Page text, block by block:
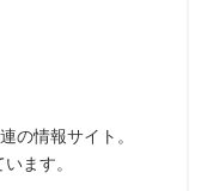
の情報サイト。
ます。